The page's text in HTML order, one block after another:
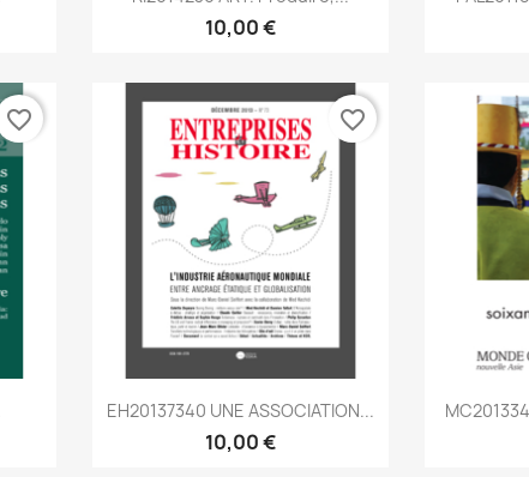
10,00 €
favorite_border
Aperçu rapide
EH20137340 UNE ASSOCIATION...
10,00 €
favorite_border
